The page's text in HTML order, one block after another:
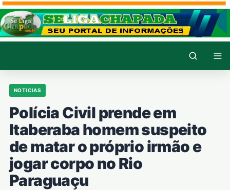
NOTICIAS
Polícia Civil prende em
Itaberaba homem suspeito
de matar o próprio irmão e
jogar corpo no Rio
Paraguaçu